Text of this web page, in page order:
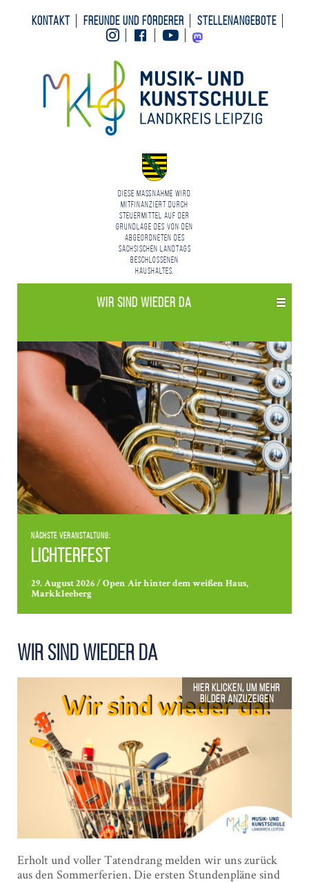
Kontakt Freunde und Förderer
Stellenangebote
InstagramFacebookYoutubeMastodon
Diese Maßnahme wird
mitfinanziert durch
Steuermittel auf der
Grundlage des von den
Abgeordneten des
Sächsischen Landtags
beschlossenen
Haushaltes.
Wir sind wieder da
Nächste Veranstaltung:
Lichterfest
29. August 2026 / Open Air hinter dem weißen Haus,
Markkleeberg
Wir sind wieder da
Erholt und voller Tatendrang melden wir uns zurück
aus den Sommerferien. Die ersten Stundenpläne sind